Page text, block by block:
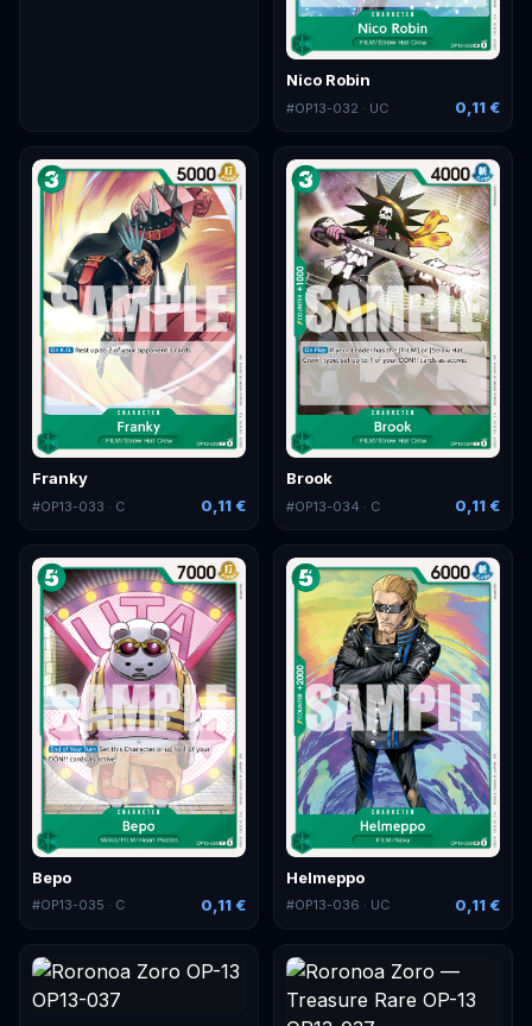
Nico Robin
#OP13-032 · UC 0,11 €
Franky
#OP13-033 · C 0,11 €
Brook
#OP13-034 · C 0,11 €
Bepo
#OP13-035 · C 0,11 €
Helmeppo
#OP13-036 · UC 0,11 €